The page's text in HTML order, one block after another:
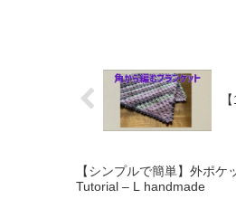
【シンプルで簡単】外ポ
Tutorial – L handmade